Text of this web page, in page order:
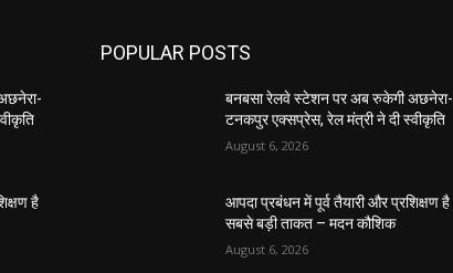
है
POPULAR POSTS
बनबसा रेलवे स्टेशन पर अब रुकेगी अछनेरा-
टनकपुर एक्सप्रेस, रेल मंत्री ने दी स्वीकृति
August 6, 2026
आपदा प्रबंधन में पूर्व तैयारी और प्रशिक्षण है
सबसे बड़ी ताकत – मदन कौशिक
August 6, 2026